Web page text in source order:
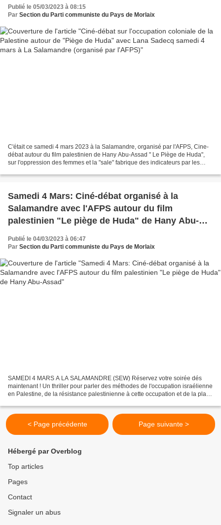
Publié le 05/03/2023 à 08:15
Par Section du Parti communiste du Pays de Morlaix
C'était ce samedi 4 mars 2023 à la Salamandre, organisé par l'AFPS, Cine-
débat autour du film palestinien de Hany Abu-Assad " Le Piège de Huda",
sur l'oppression des femmes et la "sale" fabrique des indicateurs par les
Samedi 4 Mars: Ciné-débat organisé à la
Salamandre avec l'AFPS autour du film
palestinien "Le piège de Huda" de Hany Abu-
Publié le 04/03/2023 à 06:47
Par Section du Parti communiste du Pays de Morlaix
SAMEDI 4 MARS A LA SALAMANDRE (SEW) Réservez votre soirée dés
maintenant ! Un thriller pour parler des méthodes de l'occupation israélienne
en Palestine, de la résistance palestinienne à cette occupation et de la place
< Page précédente Page suivante >
Hébergé par Overblog
Top articles
Pages
Contact
Signaler un abus